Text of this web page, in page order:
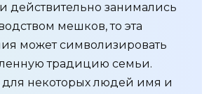
действительно занимались
мешков, то эта
может символизировать
традицию семьи.
для некоторых людей имя и